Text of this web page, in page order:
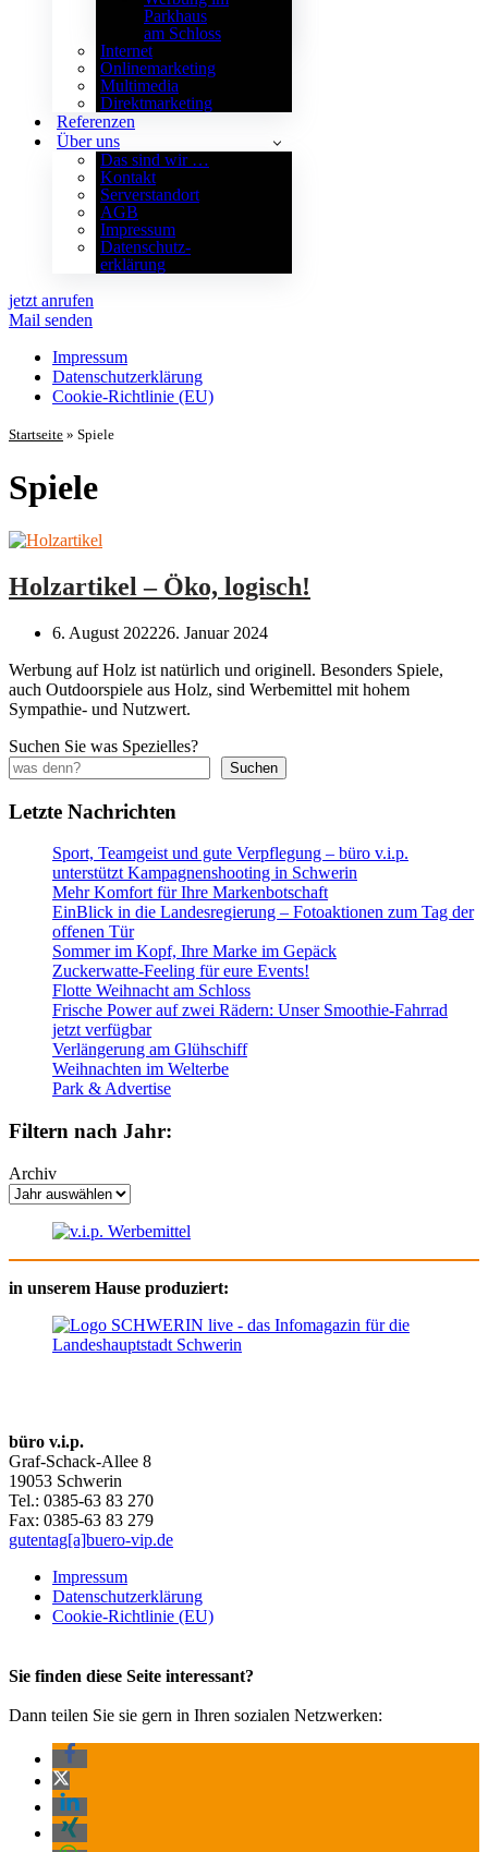
Parkhaus
am Schloss
Internet
Onlinemarketing
Multimedia
Direktmarketing
Referenzen
Über uns
Das sind wir …
Kontakt
Serverstandort
AGB
Impressum
Datenschutz­
erklärung
jetzt anrufen
Mail senden
Impressum
Datenschutz­erklärung
Cookie-Richtlinie (EU)
Startseite » Spiele
Spiele
Holzartikel – Öko, logisch!
6. August 202226. Januar 2024
Werbung auf Holz ist natürlich und originell. Besonders Spiele,
auch Outdoorspiele aus Holz, sind Werbemittel mit hohem
Sympathie- und Nutzwert.
Suchen Sie was Spezielles?
Suchen
Letzte Nachrichten
Sport, Teamgeist und gute Verpflegung – büro v.i.p.
unterstützt Kampagnenshooting in Schwerin
Mehr Komfort für Ihre Markenbotschaft
EinBlick in die Landesregierung – Fotoaktionen zum Tag der
offenen Tür
Sommer im Kopf, Ihre Marke im Gepäck
Zuckerwatte-Feeling für eure Events!
Flotte Weihnacht am Schloss
Frische Power auf zwei Rädern: Unser Smoothie-Fahrrad
jetzt verfügbar
Verlängerung am Glühschiff
Weihnachten im Welterbe
Park & Advertise
Filtern nach Jahr:
Archiv
in unserem Hause produziert:
büro v.i.p.
Graf-Schack-Allee 8
19053 Schwerin
Tel.: 0385-63 83 270
Fax: 0385-63 83 279
gutentag[a]buero-vip.de
Impressum
Datenschutz­erklärung
Cookie-Richtlinie (EU)
Sie finden diese Seite interessant?
Dann teilen Sie sie gern in Ihren sozialen Netzwerken: